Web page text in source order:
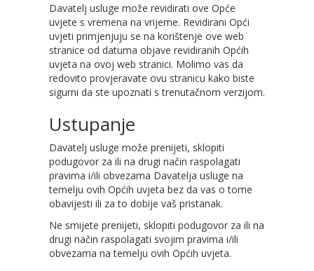
Davatelj usluge može revidirati ove Opće
uvjete s vremena na vrijeme. Revidirani Opći
uvjeti primjenjuju se na korištenje ove web
stranice od datuma objave revidiranih Općih
uvjeta na ovoj web stranici. Molimo vas da
redovito provjeravate ovu stranicu kako biste
sigurni da ste upoznati s trenutačnom verzijom.
Ustupanje
Davatelj usluge može prenijeti, sklopiti
podugovor za ili na drugi način raspolagati
pravima i/ili obvezama Davatelja usluge na
temelju ovih Općih uvjeta bez da vas o tome
obavijesti ili za to dobije vaš pristanak.
Ne smijete prenijeti, sklopiti podugovor za ili na
drugi način raspolagati svojim pravima i/ili
obvezama na temelju ovih Općih uvjeta.